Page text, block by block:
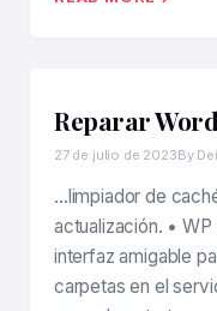
Reparar
27 de julio de 2023By
…limpiador de
actualización. • WP
interfaz amigable
carpetas en el